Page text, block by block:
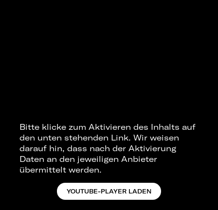
Bitte klicke zum Aktivieren des Inhalts auf
den unten stehenden Link. Wir weisen
darauf hin, dass nach der Aktivierung
Daten an den jeweiligen Anbieter
übermittelt werden.
YOUTUBE-PLAYER LADEN